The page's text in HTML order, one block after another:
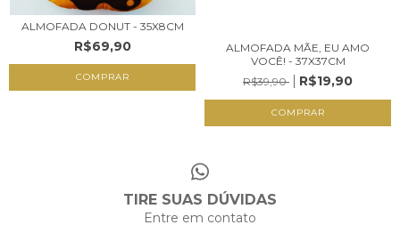
ALMOFADA DONUT - 35X8CM
R$69,90
COMPRAR
ALMOFADA MÃE, EU AMO
VOCÊ! - 37X37CM
R$39,90
R$19,90
TIRE SUAS DÚVIDAS
Entre em contato